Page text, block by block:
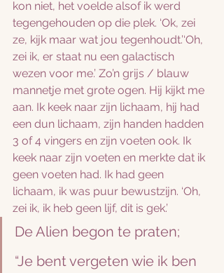
kon niet, het voelde alsof ik werd
tegengehouden op die plek. ‘Ok, zei
ze, kijk maar wat jou tegenhoudt.’‘Oh,
zei ik, er staat nu een galactisch
wezen voor me.’ Zo’n grijs / blauw
mannetje met grote ogen. Hij kijkt me
aan. Ik keek naar zijn lichaam, hij had
een dun lichaam, zijn handen hadden
3 of 4 vingers en zijn voeten ook. Ik
keek naar zijn voeten en merkte dat ik
geen voeten had. Ik had geen
lichaam, ik was puur bewustzijn. ‘Oh,
zei ik, ik heb geen lijf, dit is gek.’
De Alien begon te praten;
“Je bent vergeten wie ik ben